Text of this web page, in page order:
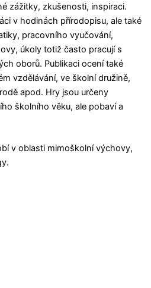
zážitky, zkušenosti, inspiraci.
v hodinách přírodopisu, ale také
pracovního vyučování,
úkoly totiž často pracují s
oborů. Publikaci ocení také
vzdělávání, ve školní družině,
apod. Hry jsou určeny
školního věku, ale pobaví a
v oblasti mimoškolní výchovy,